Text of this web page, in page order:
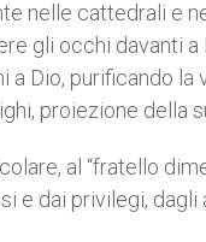
nelle cattedrali e
gli occhi davanti
a Dio, purificando
proiezione della
al “fratello
e dai privilegi,